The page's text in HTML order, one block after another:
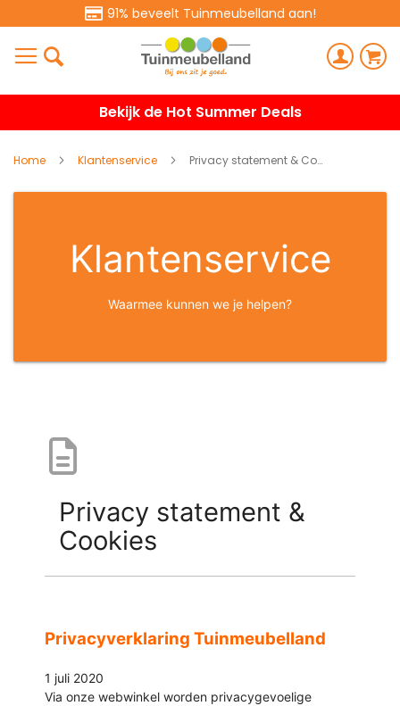
91% beveelt Tuinmeubelland aan!
Bekijk de Hot Summer Deals
Home Klantenservice Privacy statement & Cookies
Klantenservice
Waarmee kunnen we je helpen?
Privacy statement &
Cookies
Privacyverklaring Tuinmeubelland
1 juli 2020
Via onze webwinkel worden privacygevoelige